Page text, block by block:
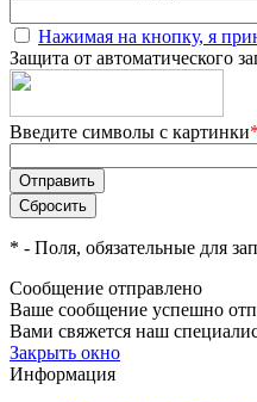
Нажимая на кнопку, я
Защита от автоматического
Введите символы с картинки*
* - Поля, обязательные для
Сообщение отправлено
Ваше сообщение успешно
Вами свяжется наш
Закрыть окно
Информация